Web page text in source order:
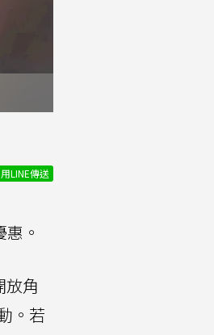
用LINE傳送
。
放角
。若